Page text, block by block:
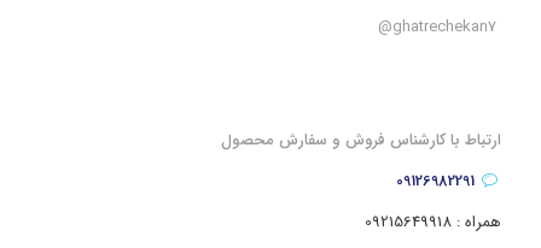
ghatrechekan7@
ارتباط با کارشناس فروش و سفارش محصول
09126982291
همراه : 09215649918